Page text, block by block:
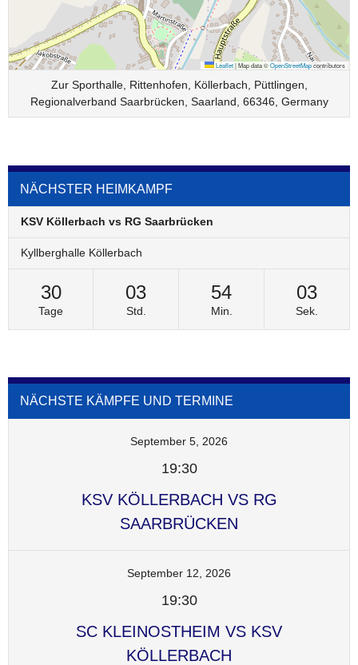
Leaflet|Map data ©OpenStreetMapcontributors
Zur Sporthalle, Rittenhofen, Köllerbach, Püttlingen,
Regionalverband Saarbrücken, Saarland, 66346, Germany
NÄCHSTER HEIMKAMPF
KSV Köllerbach vs RG Saarbrücken
Kyllberghalle Köllerbach
30
Tage
03
Std.
54
Min.
03
Sek.
NÄCHSTE KÄMPFE UND TERMINE
September 5, 2026
19:30
KSV KÖLLERBACH VS RG
SAARBRÜCKEN
September 12, 2026
19:30
SC KLEINOSTHEIM VS KSV
KÖLLERBACH